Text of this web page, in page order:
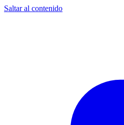
Saltar al contenido